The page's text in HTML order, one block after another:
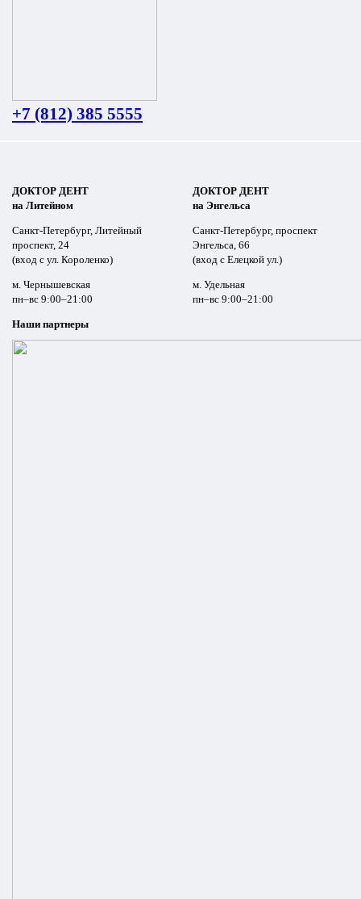
+7 (812) 385 5555
ДОКТОР ДЕНТ
на Литейном
Санкт-Петербург, Литейный
проспект, 24
(вход с ул. Короленко)
м. Чернышевская
пн–вс 9:00–21:00
ДОКТОР ДЕНТ
на Энгельса
Санкт-Петербург, проспект
Энгельса, 66
(вход с Елецкой ул.)
м. Удельная
пн–вс 9:00–21:00
Наши партнеры